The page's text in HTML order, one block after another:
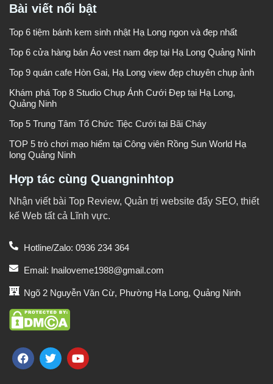
Bài viết nổi bật
Top 6 tiệm bánh kem sinh nhật Hạ Long ngon và đẹp nhất
Top 6 cửa hàng bán Áo vest nam đẹp tại Hạ Long Quảng Ninh
Top 9 quán cafe Hòn Gai, Hạ Long view đẹp chuyên chụp ảnh
Khám phá Top 8 Studio Chụp Ảnh Cưới Đẹp tại Hạ Long,
Quảng Ninh
Top 5 Trung Tâm Tổ Chức Tiệc Cưới tại Bãi Cháy
TOP 5 trò chơi mạo hiểm tại Công viên Rồng Sun World Hạ
long Quảng Ninh
Hợp tác cùng Quangninhtop
Nhận viết bài Top Review, Quản trị website đẩy SEO, thiết
kế Web tất cả Lĩnh vực.
Hotline/Zalo: 0936 234 364
Email: lnailoveme1988@gmail.com
Ngõ 2 Nguyễn Văn Cừ, Phường Hạ Long, Quảng Ninh